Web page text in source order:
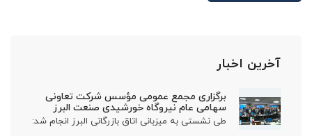
آخرین اخبار
برگزاری مجمع عمومی مؤسس شرکت تعاونی
سهامی عام نیروگاه خورشیدی صنعت البرز
طی نشستی به میزبانی اتاق بازرگانی البرز انجام شد: